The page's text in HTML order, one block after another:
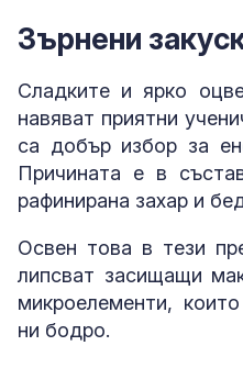
Зърнени
Сладките и ярко
навяват приятни
са добър избор за
Причината е в
рафинирана захар и
Освен това в тези
липсват засищащи
микроелементи,
ни бодро.